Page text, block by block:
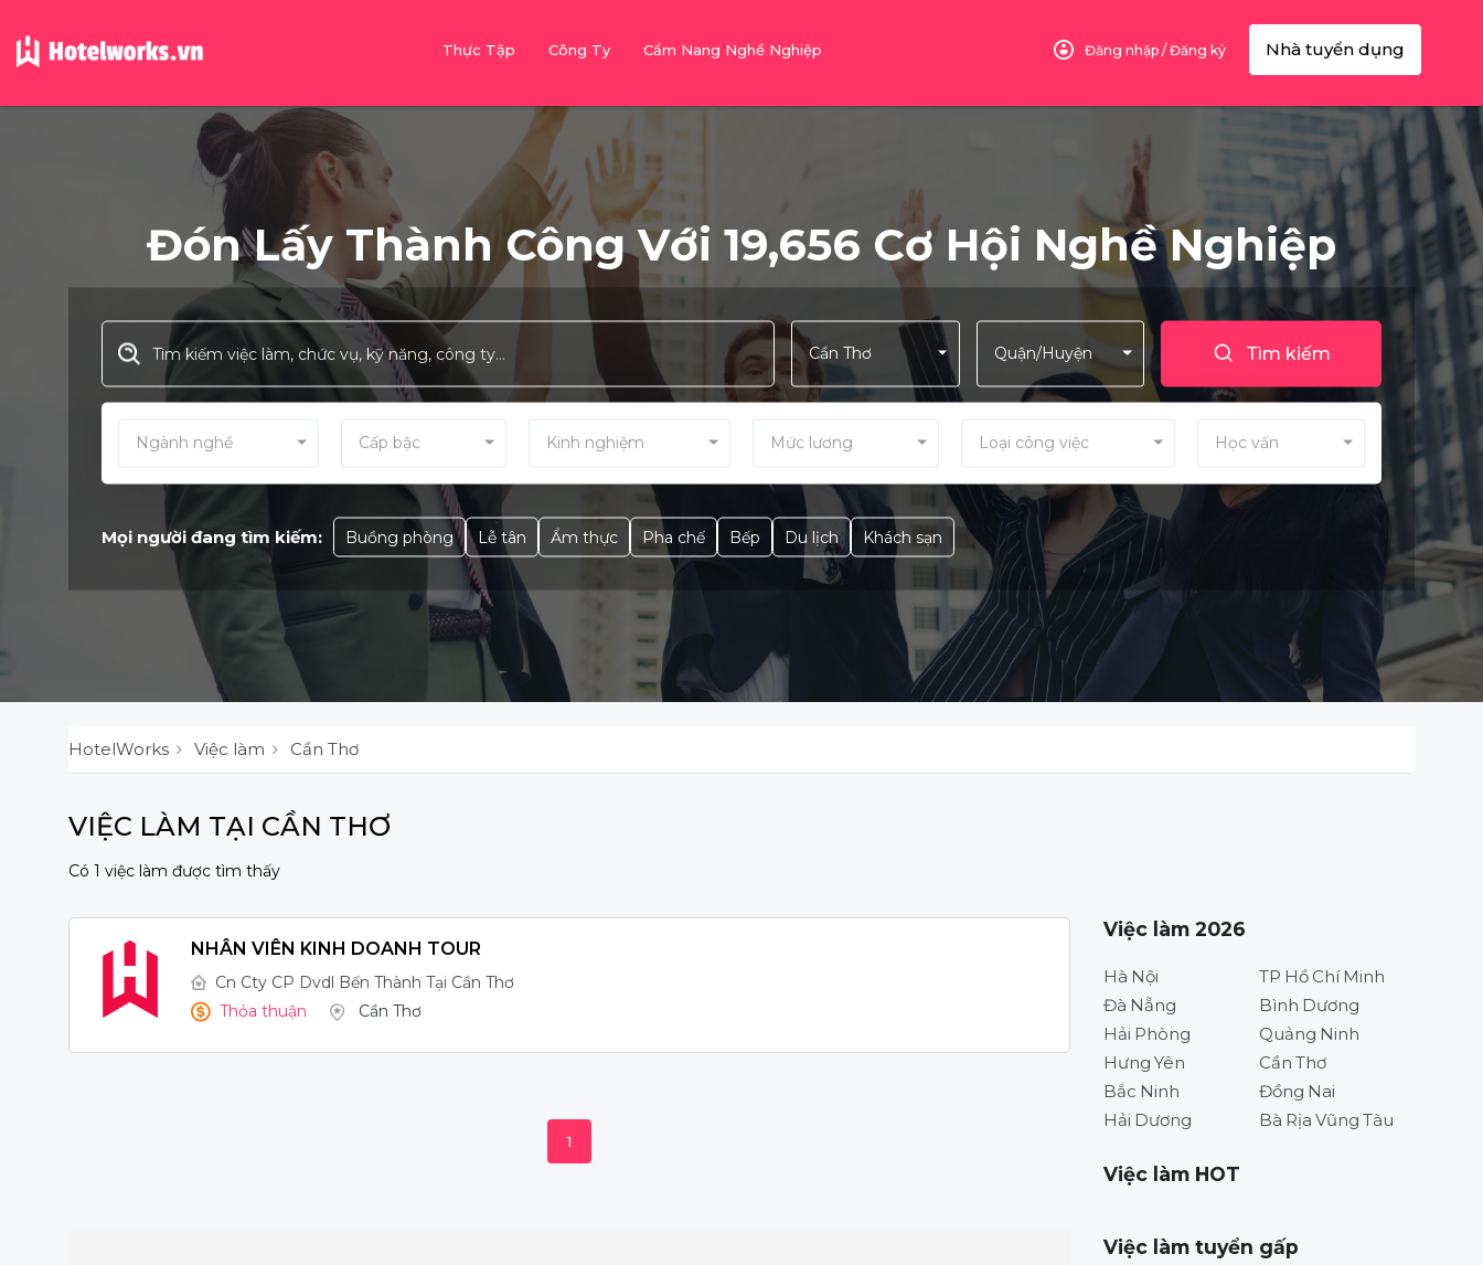
Thực Tập Công Ty Cẩm Nang Nghề Nghiệp Đăng nhập / Đăng ký Nhà tuyển dụng
Đón Lấy Thành Công Với 19,656 Cơ Hội Nghề Nghiệp
Cần Thơ Quận/Huyện Tìm kiếm
Ngành nghề Cấp bậc Kinh nghiệm Mức lương Loại công việc Học vấn
Mọi người đang tìm kiếm: Buồng phòng Lễ tân Ẩm thực Pha chế Bếp Du lịch Khách sạn
HotelWorks Việc làm Cần Thơ
VIỆC LÀM TẠI CẦN THƠ
Có 1 việc làm được tìm thấy
NHÂN VIÊN KINH DOANH TOUR
Cn Cty CP Dvdl Bến Thành Tại Cần Thơ
Thỏa thuận
Cần Thơ
1
Việc làm 2026
Hà Nội
TP Hồ Chí Minh
Đà Nẵng
Bình Dương
Hải Phòng
Quảng Ninh
Hưng Yên
Cần Thơ
Bắc Ninh
Đồng Nai
Hải Dương
Bà Rịa Vũng Tàu
Việc làm HOT
Việc làm tuyển gấp